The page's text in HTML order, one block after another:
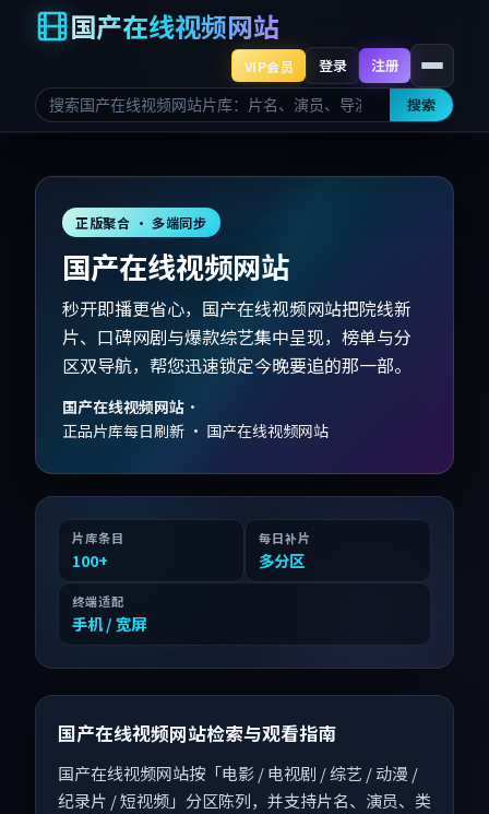
国产在线视频网站
搜索
VIP会员 登录 注册
正版聚合 · 多端同步
国产在线视频网站
秒开即播更省心，国产在线视频网站把院线新
片、口碑网剧与爆款综艺集中呈现，榜单与分
区双导航，帮您迅速锁定今晚要追的那一部。
国产在线视频网站 ·
正品片库每日刷新 · 国产在线视频网站
片库条目
100+
每日补片
多分区
终端适配
手机 / 宽屏
国产在线视频网站检索与观看指南
国产在线视频网站按「电影 / 电视剧 / 综艺 / 动漫 /
纪录片 / 短视频」分区陈列，并支持片名、演员、类